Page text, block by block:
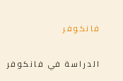
فانكوفر
الدراسة في فانكوفر